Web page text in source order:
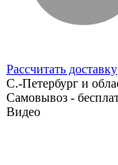
Рассчитать доставку
С.-Петербург и
Самовывоз -
Видео